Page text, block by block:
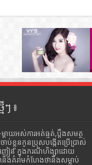
ៗ ៖
ដាយអស់ការអត់ធ្មត់,ប្ដឹងសមត្ថ
ចាប់ខ្លួនកូនប្រុសបង្កើតប្រើប្រាស់
ៀន ក្នុងករណីហិង្សាដោយ
និងគំរាមកំហែងថានឹងសម្លាប់